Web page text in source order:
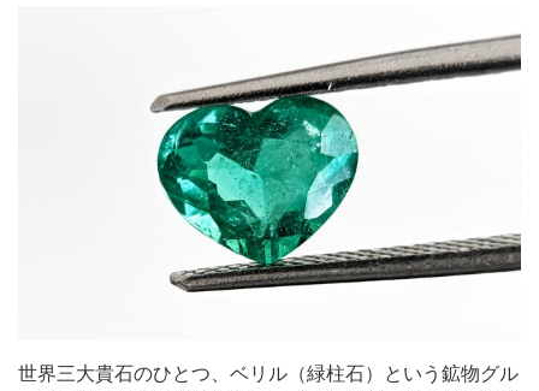
世界三大貴石のひとつ、ベリル（緑柱石）という鉱物グル